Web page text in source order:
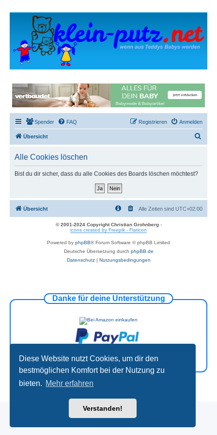
Diese Website nutzt Cookies, um dir den
bestmöglichen Komfort bei der Nutzung zu
bieten. Mehr erfahren
Verstanden!
Spender FAQ Anmelden
Registrieren
Übersicht
Alle Cookies löschen
Bist du dir sicher, dass du alle Cookies des Boards löschen möchtest?
Übersicht Alle Zeiten sind UTC+02:00
© 2001-2024 Copyright Christian Grohnberg-
icons created by Freepik - Flaticon
Powered by phpBB® Forum Software © phpBB Limited
Deutsche Übersetzung durch phpBB.de
Datenschutz| Nutzungsbedingungen
Danke für deine Unterstützung